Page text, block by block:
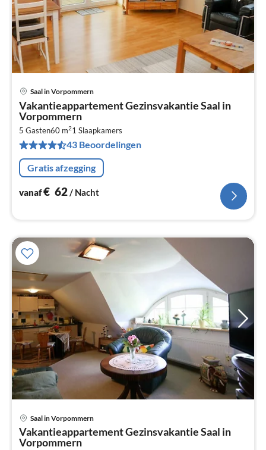
Saal in Vorpommern
Vakantieappartement Gezinsvakantie Saal in
Vorpommern
5 Gasten60 m21 Slaapkamers
43 Beoordelingen
Gratis afzegging
vanaf€ 62/ Nacht
Saal in Vorpommern
Vakantieappartement Gezinsvakantie Saal in
Vorpommern